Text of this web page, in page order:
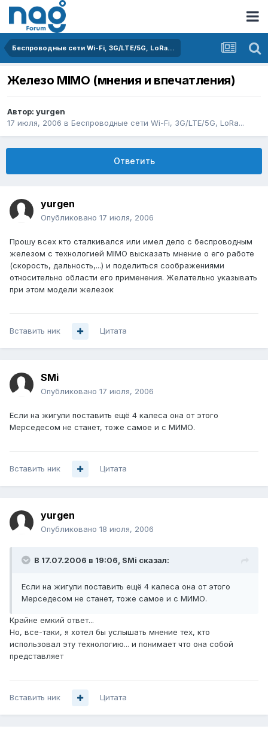
Беспроводные сети Wi-Fi, 3G/LTE/5G, LoRa...
Железо MIMO (мнения и впечатления)
Автор: yurgen
17 июля, 2006 в Беспроводные сети Wi-Fi, 3G/LTE/5G, LoRa...
Ответить
yurgen
Опубликовано 17 июля, 2006
Прошу всех кто сталкивался или имел дело с беспроводным
железом с технологией MIMO высказать мнение о его работе
(скорость, дальность,...) и поделиться соображениями
относительно области его применения. Желательно указывать
при этом модели железок
Вставить ник Цитата
SMi
Опубликовано 17 июля, 2006
Если на жигули поставить ещё 4 калеса она от этого
Мерседесом не станет, тоже самое и с МИМО.
Вставить ник Цитата
yurgen
Опубликовано 18 июля, 2006
В 17.07.2006 в 19:06, SMi сказал:
Если на жигули поставить ещё 4 калеса она от этого
Мерседесом не станет, тоже самое и с МИМО.
Крайне емкий ответ...
Но, все-таки, я хотел бы услышать мнение тех, кто
использовал эту технологию... и понимает что она собой
представляет
Вставить ник Цитата